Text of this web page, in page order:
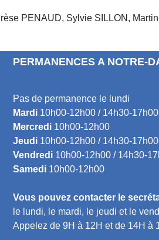
PENAUD, Sylvie SILLON,
PERMANENCES A NOTRE-
Pas de permanence le lundi
Mardi 10h00-12h00 / 14h30-17h00
Mercredi 10h00-12h00
Jeudi 10h00-12h00 / 14h30-17h00
Vendredi 10h00-12h00 / 14h30-
Samedi 10h00-12h00
Vous pouvez contacter le
le lundi, le mardi, le jeudi et le
Appelez de 9H à 12H et de 14H à